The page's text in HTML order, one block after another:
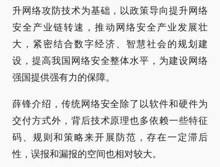
升网络攻防技术为基础，以政策导向提升网络
安全产业链转速，推动网络安全产业发展壮
大，紧密结合数字经济、智慧社会的规划建
设，提高我国网络安全整体水平，为建设网络
强国提供强有力的保障。
薛锋介绍，传统网络安全除了以软件和硬件为
交付方式外，背后技术原理也多依赖一些特征
码、规则和策略来开展防范，存在一定滞后
性，误报和漏报的空间也相对较大。